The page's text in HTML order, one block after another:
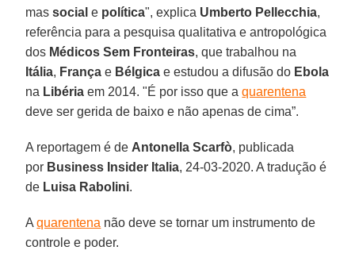
massocial e política", explica Umberto Pellecchia,
referência para a pesquisa qualitativa e antropológica
dos Médicos Sem Fronteiras, que trabalhou na
Itália, França e Bélgica e estudou a difusão do Ebola
na Libéria em 2014. "É por isso que aquarentena
deve ser gerida de baixo e não apenas de cima”.
A reportagem é de Antonella Scarfò, publicada
por Business Insider Italia, 24-03-2020. A tradução é
de Luisa Rabolini.
Aquarentena não deve se tornar um instrumento de
controle e poder.